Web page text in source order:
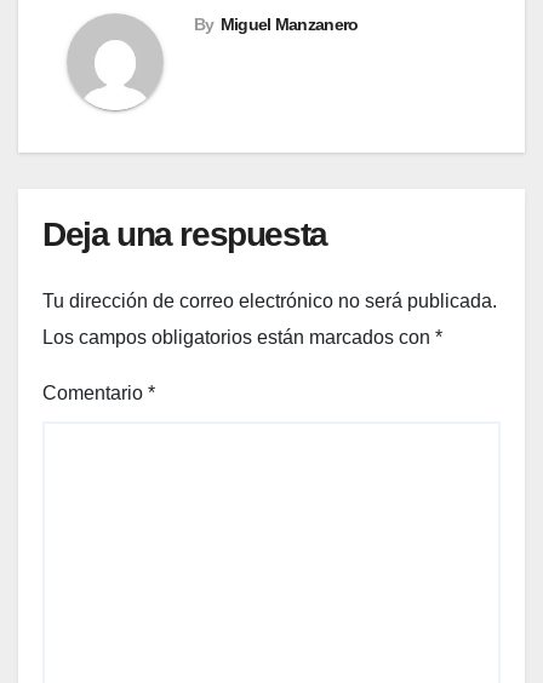
By Miguel Manzanero
Deja una respuesta
Tu dirección de correo electrónico no será publicada.
Los campos obligatorios están marcados con *
Comentario *